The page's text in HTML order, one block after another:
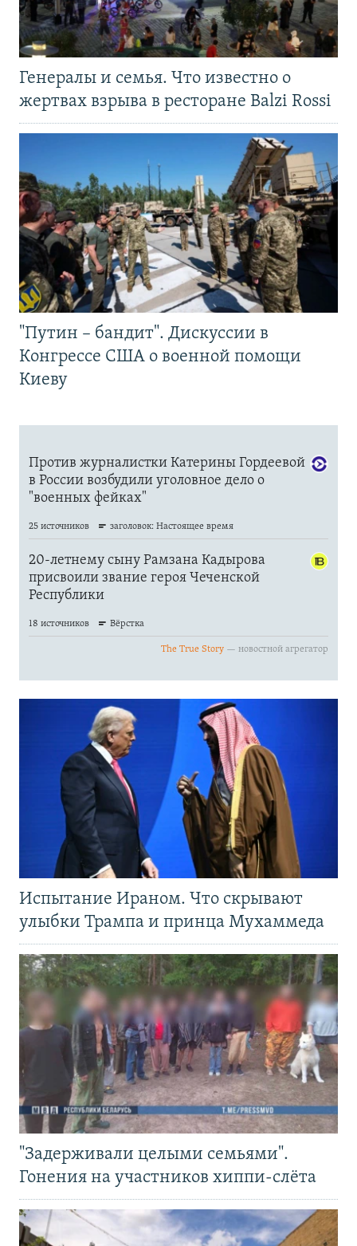
Генералы и семья. Что известно о
жертвах взрыва в ресторане Balzi Rossi
"Путин – бандит". Дискуссии в
Конгрессе США о военной помощи
Киеву
Испытание Ираном. Что скрывают
улыбки Трампа и принца Мухаммеда
"Задерживали целыми семьями".
Гонения на участников хиппи-слёта